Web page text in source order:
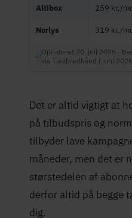
Altibox 259 kr./
Norlys 319 kr./
Opdateret 20. juli 2026 ·
via Tjekbredbånd i juni 2026
Det er altid vigtigt at
på tilbudspris og
tilbyder lave
måneder, men det er
størstedelen af
derfor altid på begge
dig.